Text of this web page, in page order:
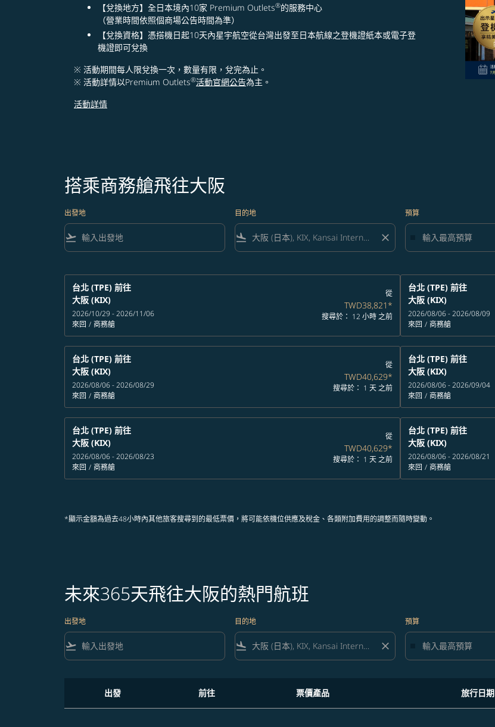
【兌換地方】全日本境內10家 Premium Outlets®的服務中心
（營業時間依照個商場公告時間為準）
【兌換資格】憑搭機日起10天內星宇航空從台灣出發至日本航線之登機證紙本或電子登
機證即可兌換
※ 活動期間每人限兌換一次，數量有限，兌完為止。
※ 活動詳情以Premium Outlets®活動官網公告為主。
活動詳情
搭乘商務艙飛往大阪
出發地
flight_takeoff
目的地
flight_land close
預算
台北 (TPE) 前往
大阪 (KIX)
2026/10/29 - 2026/11/06
來回 / 商務艙
從
TWD38,821*
搜尋於： 12 小時 之前
台北 (TPE) 前往
大阪 (KIX)
2026/08/06 - 2026/08/09
來回 / 商務艙
台北 (TPE) 前往
大阪 (KIX)
2026/08/06 - 2026/08/29
來回 / 商務艙
從
TWD40,629*
搜尋於： 1 天 之前
台北 (TPE) 前往
大阪 (KIX)
2026/08/06 - 2026/09/04
來回 / 商務艙
台北 (TPE) 前往
大阪 (KIX)
2026/08/06 - 2026/08/23
來回 / 商務艙
從
TWD40,629*
搜尋於： 1 天 之前
台北 (TPE) 前往
大阪 (KIX)
2026/08/06 - 2026/08/21
來回 / 商務艙
*顯示金額為過去48小時內其他旅客搜尋到的最低票價，將可能依機位供應及稅金、各類附加費用的調整而隨時變動。
未來365天飛往大阪的熱門航班
出發地
flight_takeoff
目的地
flight_land close
預算
出發 前往 票價產品 旅行日期